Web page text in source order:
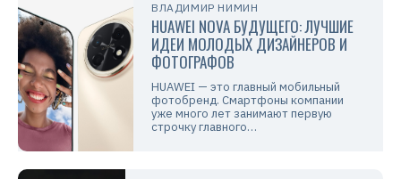
ВЛАДИМИР НИМИН
HUAWEI NOVA БУДУЩЕГО: ЛУЧШИЕ
ИДЕИ МОЛОДЫХ ДИЗАЙНЕРОВ И
ФОТОГРАФОВ
HUAWEI — это главный мобильный
фотобренд. Смартфоны компании
уже много лет занимают первую
строчку главного…